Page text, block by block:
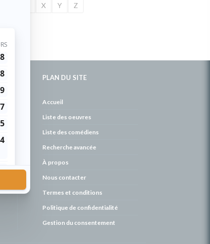
X Y Z
PLAN DU SITE
Accueil
Liste des oeuvres
Liste des comédiens
Recherche avancée
À propos
Nous contacter
Termes et conditions
Politique de confidentialité
Gestion du consentement